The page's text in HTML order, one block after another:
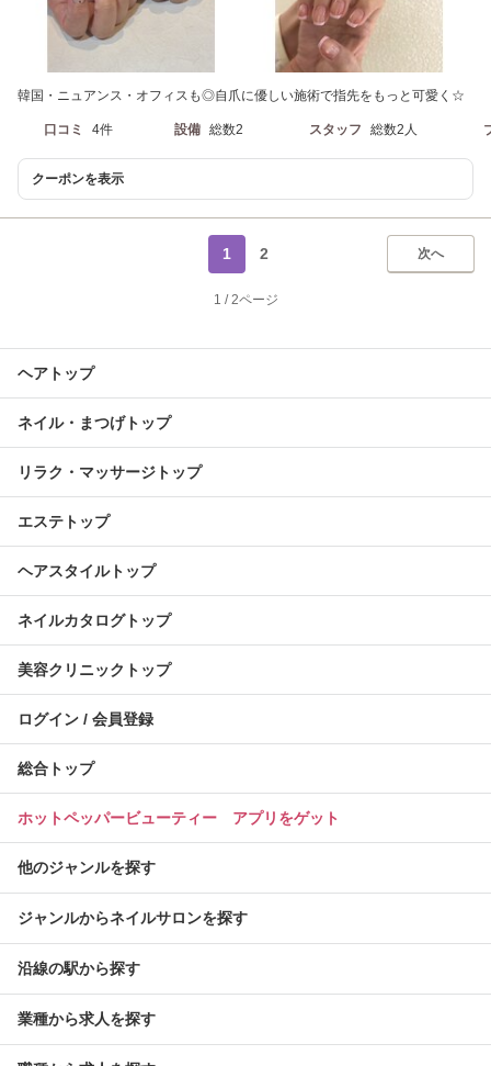
韓国・ニュアンス・オフィスも◎自爪に優しい施術で指先をもっと可愛く☆
口コミ 4件 設備 総数2 スタッフ 総数2人
クーポンを表示
次へ
1 2
1 / 2ページ
ヘアトップ
ネイル・まつげトップ
リラク・マッサージトップ
エステトップ
ヘアスタイルトップ
ネイルカタログトップ
美容クリニックトップ
ログイン / 会員登録
総合トップ
ホットペッパービューティー アプリをゲット
他のジャンルを探す
ジャンルからネイルサロンを探す
沿線の駅から探す
業種から求人を探す